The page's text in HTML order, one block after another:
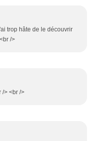
trop hâte de le découvrir
/>
/> <br />